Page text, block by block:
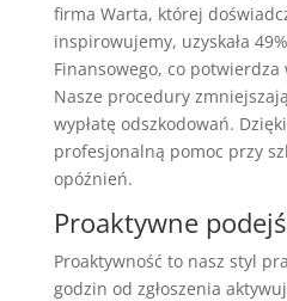
firma Warta, której
inspirowujemy, uzyskała
Finansowego, co potwierdza
Nasze procedury
wypłatę odszkodowań.
profesjonalną pomoc przy
opóźnień.
Proaktywne
Proaktywność to nasz styl
godzin od zgłoszenia